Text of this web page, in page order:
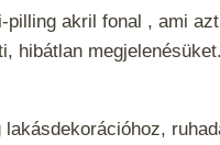
akril fonal , ami
hibátlan